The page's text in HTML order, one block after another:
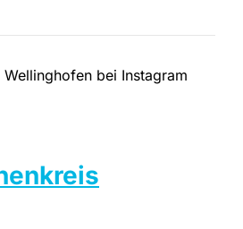
Wellinghofen bei Instagram